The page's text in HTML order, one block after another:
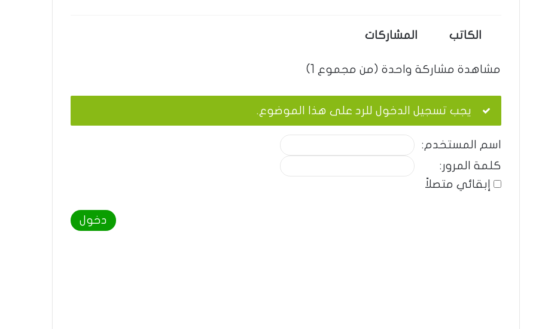
الكاتب المشاركات
مشاهدة مشاركة واحدة (من مجموع 1)
يجب تسجيل الدخول للرد على هذا الموضوع.
اسم المستخدم:
كلمة المرور:
إبقائي متصلاً
دخول